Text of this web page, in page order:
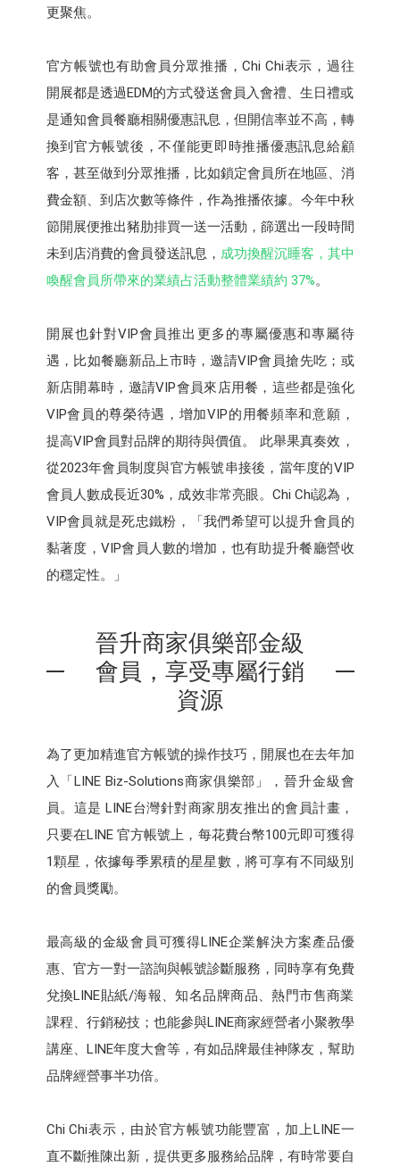
更聚焦。
官方帳號也有助會員分眾推播，Chi Chi表示，過往
開展都是透過EDM的方式發送會員入會禮、生日禮或
是通知會員餐廳相關優惠訊息，但開信率並不高，轉
換到官方帳號後，不僅能更即時推播優惠訊息給顧
客，甚至做到分眾推播，比如鎖定會員所在地區、消
費金額、到店次數等條件，作為推播依據。今年中秋
節開展便推出豬肋排買一送一活動，篩選出一段時間
未到店消費的會員發送訊息， 成功換醒沉睡客，其中
喚醒會員所帶來的業績占活動整體業績約 37%。
開展也針對VIP會員推出更多的專屬優惠和專屬待
遇，比如餐廳新品上市時，邀請VIP會員搶先吃；或
新店開幕時，邀請VIP會員來店用餐，這些都是強化
VIP會員的尊榮待遇，增加VIP的用餐頻率和意願，
提高VIP會員對品牌的期待與價值。 此舉果真奏效，
從2023年會員制度與官方帳號串接後，當年度的VIP
會員人數成長近30%，成效非常亮眼。Chi Chi認為，
VIP會員就是死忠鐵粉，「我們希望可以提升會員的
黏著度，VIP會員人數的增加，也有助提升餐廳營收
的穩定性。」
晉升商家俱樂部金級
會員，享受專屬行銷
資源
為了更加精進官方帳號的操作技巧，開展也在去年加
入「LINE Biz-Solutions商家俱樂部」，晉升金級會
員。這是 LINE台灣針對商家朋友推出的會員計畫，
只要在LINE 官方帳號上，每花費台幣100元即可獲得
1顆星，依據每季累積的星星數，將可享有不同級別
的會員獎勵。
最高級的金級會員可獲得LINE企業解決方案產品優
惠、官方一對一諮詢與帳號診斷服務，同時享有免費
兌換LINE貼紙/海報、知名品牌商品、熱門市售商業
課程、行銷秘技；也能參與LINE商家經營者小聚教學
講座、LINE年度大會等，有如品牌最佳神隊友，幫助
品牌經營事半功倍。
Chi Chi表示，由於官方帳號功能豐富，加上LINE一
直不斷推陳出新，提供更多服務給品牌，有時常要自